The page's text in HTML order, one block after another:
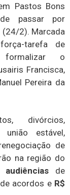
Pastos Bons
passar por
2). Marcada
tarefa de
formalizar o
Francisca,
Pereira da
divórcios,
união estável,
de
na região do
audiências de
acordos e R$